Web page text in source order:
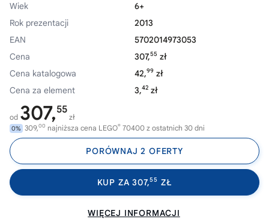
Wiek
6+
Rok prezentacji
2013
EAN
5702014973053
Cena
307,55 zł
Cena katalogowa
42,99 zł
Cena za element
3,42 zł
od 307,55
zł
0% 309,00 najniższa cena LEGO® 70400 z ostatnich 30 dni
PORÓWNAJ 2 OFERTY
KUP ZA 307,55 ZŁ
WIĘCEJ INFORMACJI